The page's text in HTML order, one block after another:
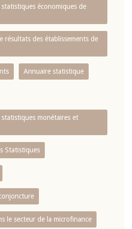
économiques de
résultats des établissements de
Annuaire statistique
monétaires et
Statistiques
le secteur de la microfinance